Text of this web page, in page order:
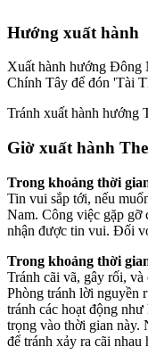
Hướng xuất hành
Xuất hành hướng Đông
Chính Tây để đón 'Tài
Tránh xuất hành hướng
Giờ xuất hành
Trong khoảng thời
Tin vui sắp tới, nếu
Nam. Công việc gặp gỡ
nhận được tin vui. Đối
Trong khoảng thời
Tránh cãi vã, gây rối,
Phòng tránh lời nguyền
tránh các hoạt động
trọng vào thời gian này.
để tránh xảy ra cãi nhau